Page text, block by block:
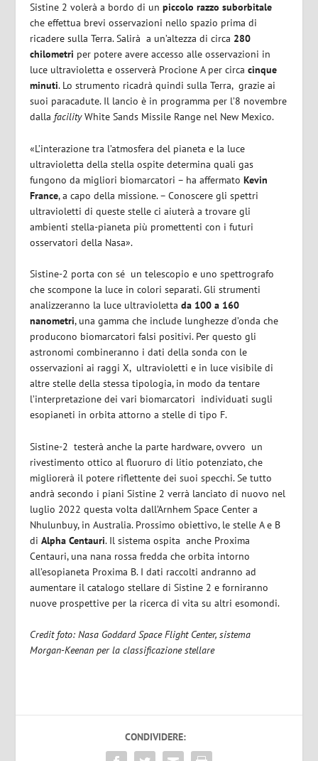
Sistine 2 volerà a bordo di unpiccolo razzo suborbitale
che effettua brevi osservazioni nello spazio prima di
ricadere sulla Terra. Salirà a un’altezza di circa 280
chilometri per potere avere accesso alle osservazioni in
luce ultravioletta e osserverà Procione A per circa cinque
minuti. Lo strumento ricadrà quindi sulla Terra, grazie ai
suoi paracadute. Il lancio è in programma per l’8 novembre
dalla facilityWhite Sands Missile Range nel New Mexico.
«L’interazione tra l’atmosfera del pianeta e la luce
ultravioletta della stella ospite determina quali gas
fungono da migliori biomarcatori – ha affermatoKevin
France, a capo della missione. – Conoscere gli spettri
ultravioletti di queste stelle ci aiuterà a trovare gli
ambienti stella-pianeta più promettenti con i futuri
osservatori della Nasa».
Sistine-2 porta con sé un telescopio e uno spettrografo
che scompone la luce in colori separati. Gli strumenti
analizzeranno la luce ultraviolettada 100 a 160
nanometri, una gamma che include lunghezze d’onda che
producono biomarcatori falsi positivi. Per questo gli
astronomi combineranno i dati della sonda con le
osservazioni ai raggi X, ultravioletti e in luce visibile di
altre stelle della stessa tipologia, in modo da tentare
l’interpretazione dei vari biomarcatori individuati sugli
esopianeti in orbita attorno a stelle di tipo F.
Sistine-2 testerà anche la parte hardware, ovvero un
rivestimento ottico al fluoruro di litio potenziato, che
migliorerà il potere riflettente dei suoi specchi. Se tutto
andrà secondo i piani Sistine 2 verrà lanciato di nuovo nel
luglio 2022 questa volta dall’Arnhem Space Center a
Nhulunbuy, in Australia. Prossimo obiettivo, le stelle A e B
diAlpha Centauri. Il sistema ospita anche Proxima
Centauri, una nana rossa fredda che orbita intorno
all’esopianeta Proxima B. I dati raccolti andranno ad
aumentare il catalogo stellare di Sistine 2 e forniranno
nuove prospettive per la ricerca di vita su altri esomondi.
Credit foto: Nasa Goddard Space Flight Center, sistema
Morgan-Keenan per la classificazione stellare
CONDIVIDERE: